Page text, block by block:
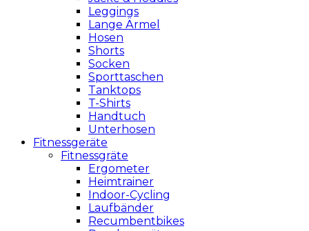
Leggings
Lange Ärmel
Hosen
Shorts
Socken
Sporttaschen
Tanktops
T-Shirts
Handtuch
Unterhosen
Fitnessgeräte
Fitnessgräte
Ergometer
Heimtrainer
Indoor-Cycling
Laufbänder
Recumbentbikes